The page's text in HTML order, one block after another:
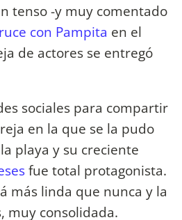
tenso -y muy comentado
con Pampita en el
de actores se entregó
sociales para compartir
en la que se la pudo
playa y su creciente
fue total protagonista.
más linda que nunca y la
muy consolidada.